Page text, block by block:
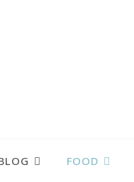
FOOD